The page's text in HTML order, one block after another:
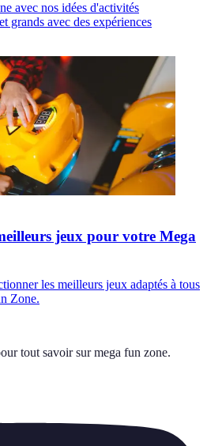
avec nos idées d'activités
grands avec des expériences
jeux pour votre Mega
les meilleurs jeux adaptés à tous
Zone.
tout savoir sur mega fun zone.